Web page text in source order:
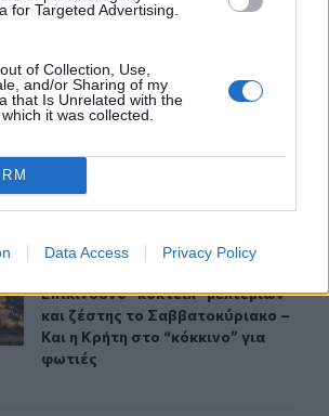
for Targeted Advertising.
of Collection, Use,
and/or Sharing of my
that Is Unrelated with the
it was collected.
Data Access Privacy Policy
4.700 νέα οχήματα στο Ηράκλειο -
ΚΡΗΤΗ 08:49
οχήματα στο Ηράκλειο - Σάββατο
περιμένουν οι πολίτες
Επικίνδυνο “κοκτέιλ” μελτεμιών
Επικίνδυνο “κοκτέιλ” μελτεμιών
και ζέστης το Σαββατοκύριακο –
Και η Κρήτη στο “κόκκινο” για
φωτιές